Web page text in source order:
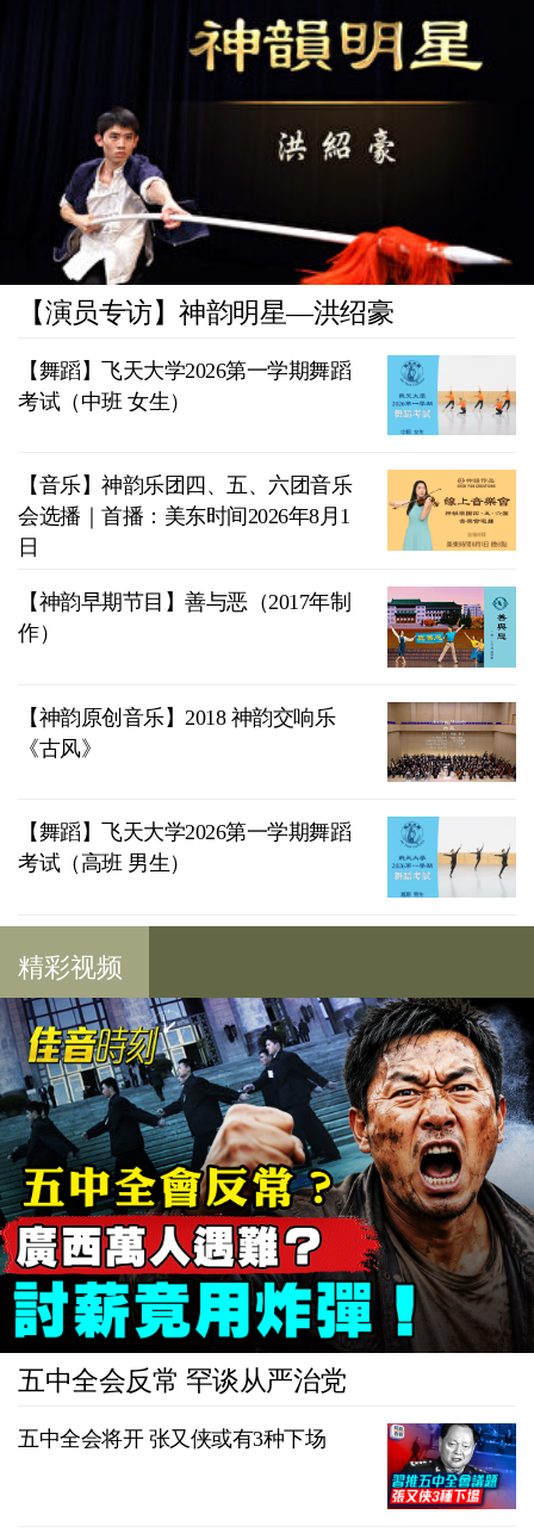
【演员专访】神韵明星—洪绍豪
【舞蹈】飞天大学2026第一学期舞蹈
考试（中班 女生）
【音乐】神韵乐团四、五、六团音乐
会选播｜首播：美东时间2026年8月1
日
【神韵早期节目】善与恶（2017年制
作）
【神韵原创音乐】2018 神韵交响乐
《古风》
【舞蹈】飞天大学2026第一学期舞蹈
考试（高班 男生）
精彩视频
五中全会反常 罕谈从严治党
五中全会将开 张又侠或有3种下场